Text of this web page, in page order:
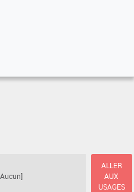
ALLER
AUX
USAGES